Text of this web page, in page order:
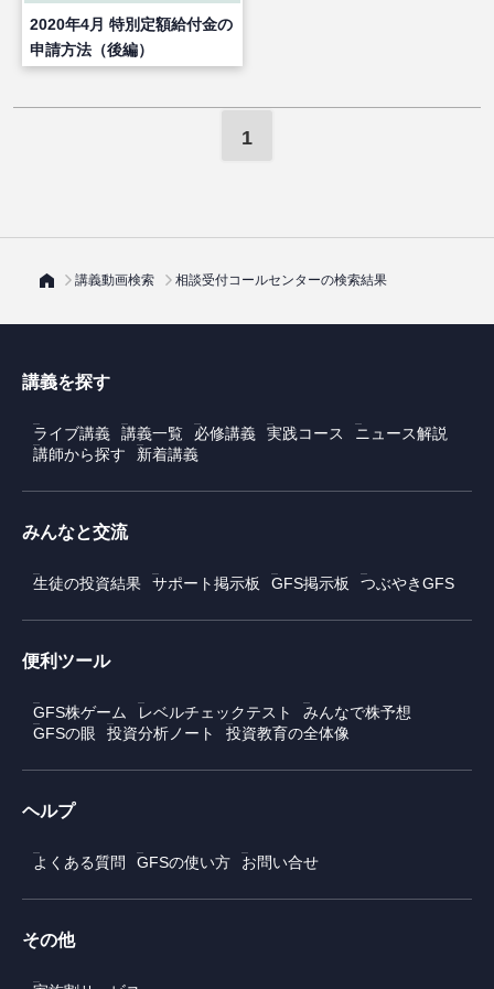
2020年4月 特別定額給付金の
申請方法（後編）
1
講義動画検索 相談受付コールセンターの検索結果
講義を探す
ライブ講義 講義一覧 必修講義 実践コース
ニュース解説
講師から探す
新着講義
みんなと交流
生徒の投資結果 サポート掲示板 GFS掲示板 つぶやきGFS
便利ツール
GFS株ゲーム レベルチェックテスト
みんなで株予想
GFSの眼
投資分析ノート 投資教育の全体像
ヘルプ
よくある質問 GFSの使い方 お問い合せ
その他